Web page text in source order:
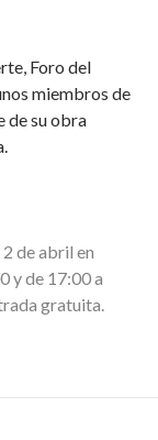
Foro del
miembros de
de su obra
de abril en
y de 17:00 a
gratuita.